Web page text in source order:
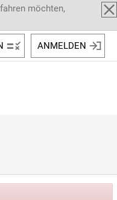
möchten,
ANMELDEN